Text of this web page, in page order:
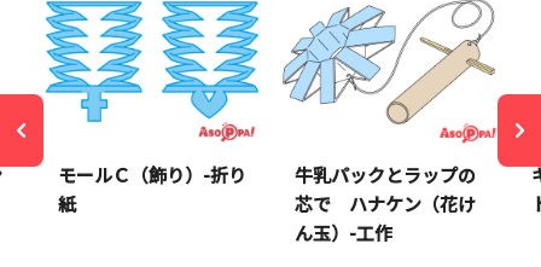
モールＣ（飾り）-折り
紙
牛乳パックとラップの
芯で ハナケン（花け
ん玉）-工作